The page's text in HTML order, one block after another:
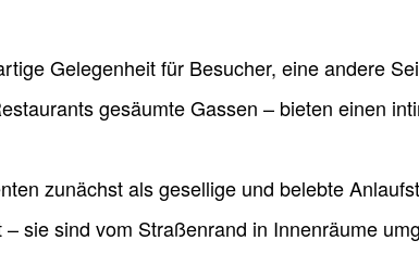
Gelegenheit für Besucher, eine andere
gesäumte Gassen – bieten einen
zunächst als gesellige und belebte
sie sind vom Straßenrand in Innenräume